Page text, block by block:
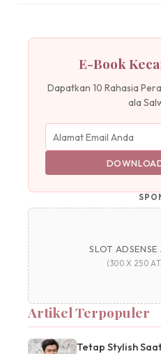
E-Book
Dapatkan 10 Rahasia
ala
SLOT
(300 X 250
Artikel Terpopuler
Tetap Stylish